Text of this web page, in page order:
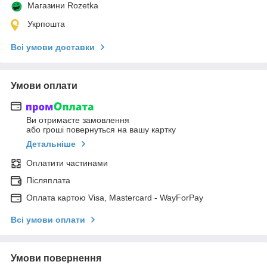
Магазини Rozetka
Укрпошта
Всі умови доставки
Умови оплати
Ви отримаєте замовлення
або гроші повернуться на вашу картку
Детальніше
Оплатити частинами
Післяплата
Оплата картою Visa, Mastercard - WayForPay
Всі умови оплати
Умови повернення